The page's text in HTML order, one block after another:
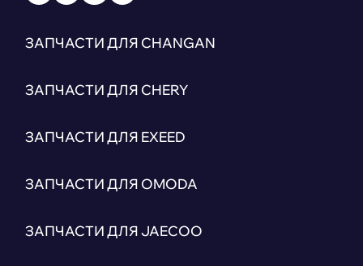
ЗАПЧАСТИ ДЛЯ CHANGAN
ЗАПЧАСТИ ДЛЯ CHERY
ЗАПЧАСТИ ДЛЯ EXEED
ЗАПЧАСТИ ДЛЯ OMODA
ЗАПЧАСТИ ДЛЯ JAECOO